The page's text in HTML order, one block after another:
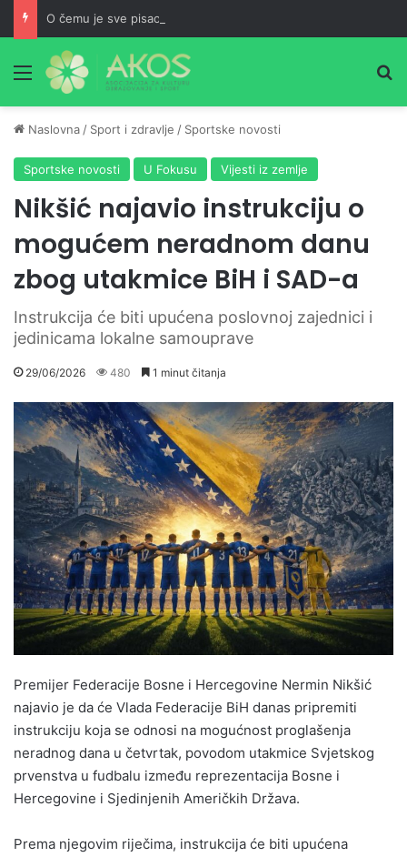
O čemu je sve pisao Husein ef. Đozo
Meni
Naslovna / Sport i zdravlje / Sportske novosti
Sportske novosti U Fokusu Vijesti iz zemlje
Nikšić najavio instrukciju o
mogućem neradnom danu
zbog utakmice BiH i SAD-a
Instrukcija će biti upućena poslovnoj zajednici i
jedinicama lokalne samouprave
29/06/2026 480 1 minut čitanja
Premijer Federacije Bosne i Hercegovine Nermin Nikšić
najavio je da će Vlada Federacije BiH danas pripremiti
instrukciju koja se odnosi na mogućnost proglašenja
neradnog dana u četvrtak, povodom utakmice Svjetskog
prvenstva u fudbalu između reprezentacija Bosne i
Hercegovine i Sjedinjenih Američkih Država.
Prema njegovim riječima, instrukcija će biti upućena